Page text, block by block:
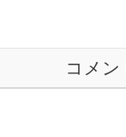
コメン